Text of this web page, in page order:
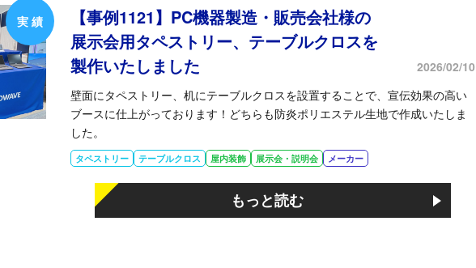
【事例1121】PC機器製造・販売会社様の
展示会用タペストリー、テーブルクロスを
製作いたしました
2026/02/10
壁面にタペストリー、机にテーブルクロスを設置することで、宣伝効果の高い
ブースに仕上がっております！どちらも防炎ポリエステル生地で作成いたしま
した。
タペストリー テーブルクロス 屋内装飾 展示会・説明会 メーカー
もっと読む